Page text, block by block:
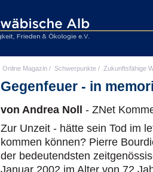
Online Magazin / Schwerpunkte / Zukunftsfähige
Gegenfeuer - in
von Andrea Noll - ZNet
Zur Unzeit - hätte sein Tod im
kommen können? Pierre
der bedeutendsten
Januar 2002 im Alter von 72